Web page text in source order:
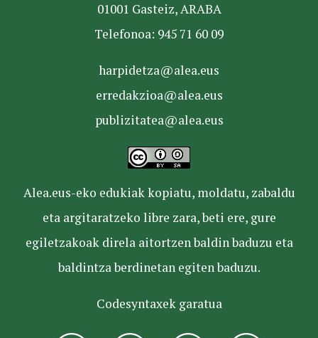
01001 Gasteiz, ARABA
Telefonoa: 945 71 60 09
harpidetza@alea.eus
erredakzioa@alea.eus
publizitatea@alea.eus
Alea.eus-eko edukiak kopiatu, moldatu, zabaldu
eta argitaratzeko libre zara, beti ere, gure
egiletzakoak direla aitortzen baldin baduzu eta
baldintza berdinetan egiten baduzu.
Codesyntaxek garatua